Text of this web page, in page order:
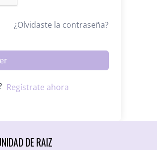
¿Olvidaste la contraseña?
Regístrate ahora
DE RAIZ